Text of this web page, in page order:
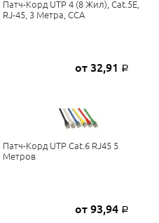
Патч-Корд UTP 4 (8 Жил), Cat.5E,
RJ-45, 3 Метра, CCA
от 32,91 Р
Патч-Корд UTP Cat.6 RJ45 5
Метров
от 93,94 Р